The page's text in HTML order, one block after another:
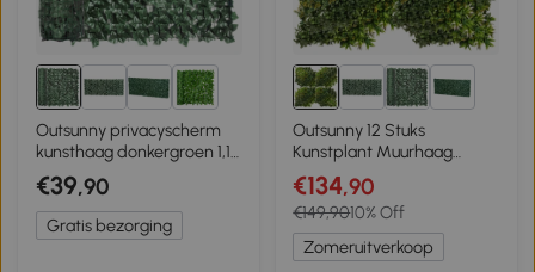
3+
Outsunny privacyscherm
kunsthaag donkergroen 1,1
x 3 m
€39,90
Gratis bezorging
Outsunny 12 Stuks
Kunstplant Muurhaag
50x50 cm Uv-
bescherming
Privacyscherm Meerbladig
Ontwerp Haagplant voor
Tuin Outdoor Decor
€134,90
€149,9010% Off
Zomeruitverkoop